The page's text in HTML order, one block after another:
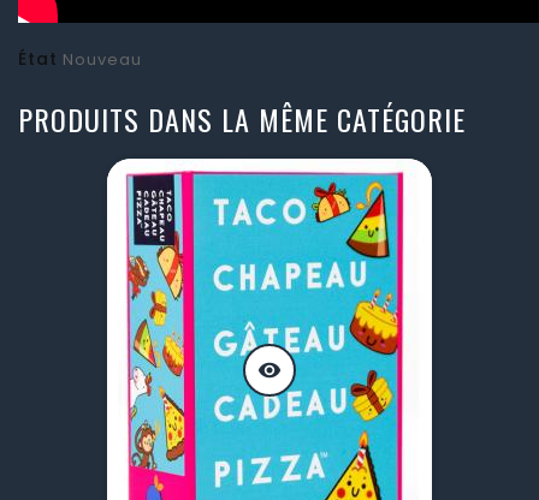
État Nouveau
PRODUITS DANS LA MÊME CATÉGORIE
visibility